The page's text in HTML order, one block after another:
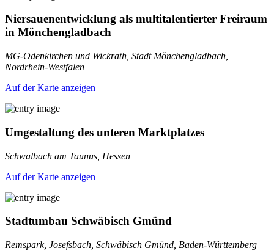
Niersauenentwicklung als multitalentierter Freiraum
in Mönchengladbach
MG-Odenkirchen und Wickrath, Stadt Mönchengladbach,
Nordrhein-Westfalen
Auf der Karte anzeigen
Umgestaltung des unteren Marktplatzes
Schwalbach am Taunus, Hessen
Auf der Karte anzeigen
Stadtumbau Schwäbisch Gmünd
Remspark, Josefsbach, Schwäbisch Gmünd, Baden-Württemberg